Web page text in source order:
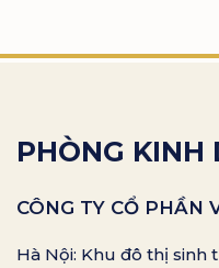
PHÒNG KINH
CÔNG TY CỔ PHẦN
Hà Nội: Khu đô thị sinh